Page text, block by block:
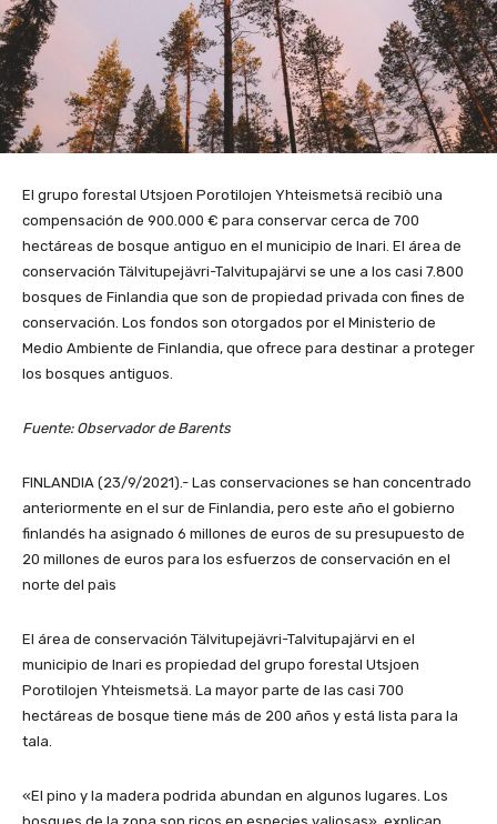
El grupo forestal Utsjoen Porotilojen Yhteismetsä recibiò una
compensación de 900.000 € para conservar cerca de 700
hectáreas de bosque antiguo en el municipio de Inari. El área de
conservación Tälvitupejävri-Talvitupajärvi se une a los casi 7.800
bosques de Finlandia que son de propiedad privada con fines de
conservación. Los fondos son otorgados por el Ministerio de
Medio Ambiente de Finlandia, que ofrece para destinar a proteger
los bosques antiguos.
Fuente: Observador de Barents
FINLANDIA (23/9/2021).- Las conservaciones se han concentrado
anteriormente en el sur de Finlandia, pero este año el gobierno
finlandés ha asignado 6 millones de euros de su presupuesto de
20 millones de euros para los esfuerzos de conservación en el
norte del paìs
El área de conservación Tälvitupejävri-Talvitupajärvi en el
municipio de Inari es propiedad del grupo forestal Utsjoen
Porotilojen Yhteismetsä. La mayor parte de las casi 700
hectáreas de bosque tiene más de 200 años y está lista para la
tala.
«El pino y la madera podrida abundan en algunos lugares. Los